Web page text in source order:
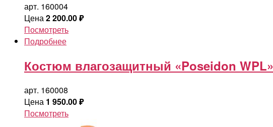
арт. 160004
Цена2 200.00₽
Посмотреть
Подробнее
Костюм влагозащитный «Poseidon WPL»
арт. 160008
Цена 1 950.00₽
Посмотреть